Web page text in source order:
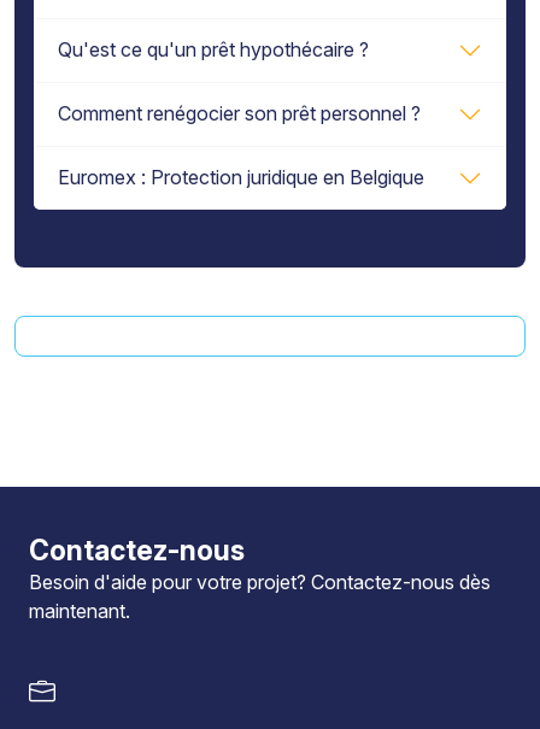
Qu'est ce qu'un prêt hypothécaire ?
Comment renégocier son prêt personnel ?
Euromex : Protection juridique en Belgique
Contactez-nous
Besoin d'aide pour votre projet? Contactez-nous dès
maintenant.